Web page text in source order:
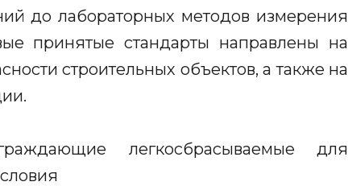
до лабораторных методов измерения
принятые стандарты направлены на
строительных объектов, а также на
легкосбрасываемые для